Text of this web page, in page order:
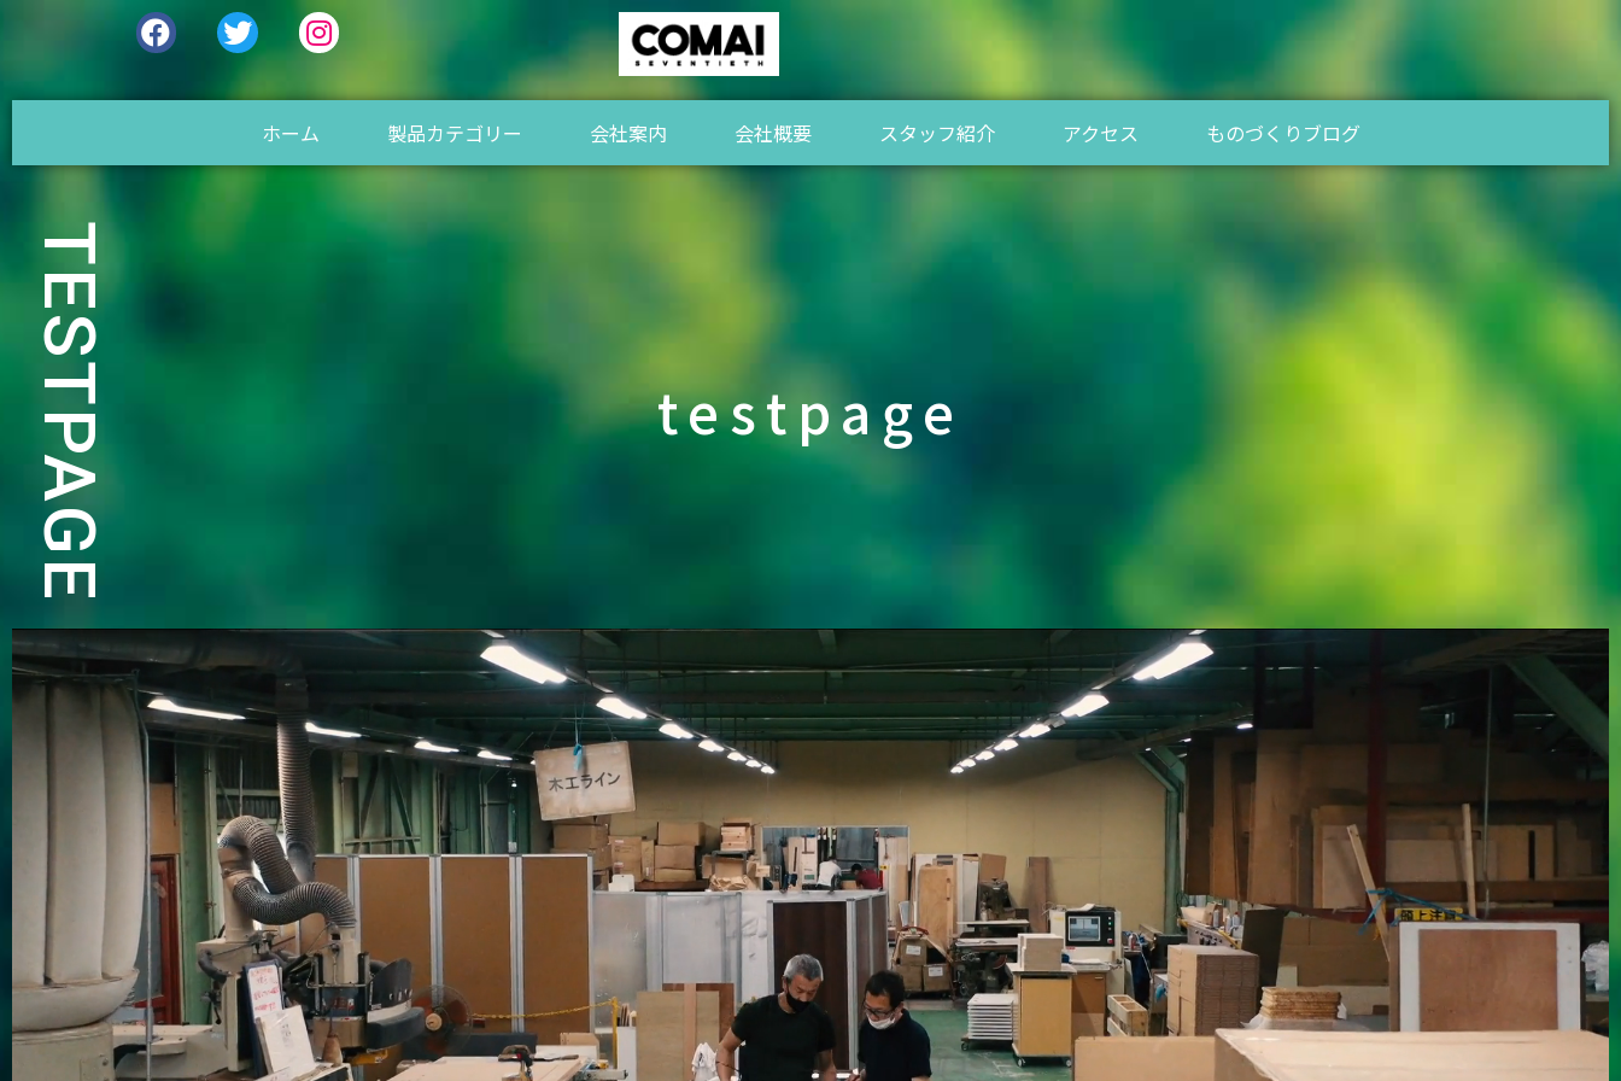
ホーム 製品カテゴリー 会社案内 会社概要 スタッフ紹介 アクセス ものづくりブログ
TESTPAGE testpage